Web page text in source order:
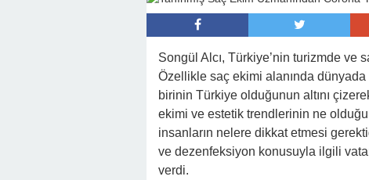
Songül Alcı, Türkiye’nin turizmde ve
Özellikle saç ekimi alanında
birinin Türkiye olduğunun altını
ekimi ve estetik trendlerinin ne
insanların nelere dikkat etmesi
ve dezenfeksiyon konusuyla ilgili
verdi.